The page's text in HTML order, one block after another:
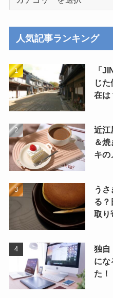
ー
人気記事ランキング
「
じ
在は
近江
＆
キの
うさ
る？
取り
独自
にな
た！